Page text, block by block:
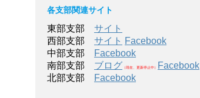
各支部関連サイト
東部支部 サイト
西部支部 サイト Facebook
中部支部
Facebook
南部支部 ブログ （現在、更新停止中）
Facebook
北部支部
Facebook